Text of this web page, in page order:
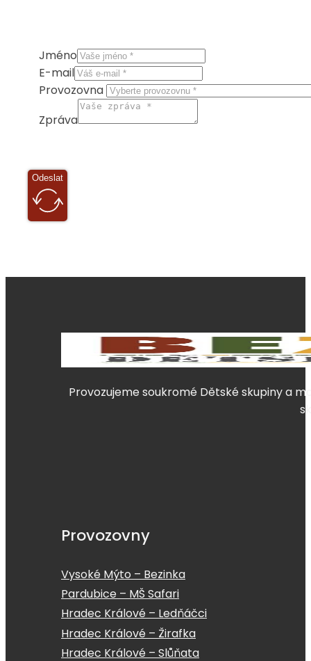
Jméno
E-mail
Provozovna
Zpráva
Odeslat
Provozujeme soukromé Dětské skupiny a
Provozovny
Vysoké Mýto – Bezinka
Pardubice – MŠ Safari
Hradec Králové – Ledňáčci
Hradec Králové – Žirafka
Hradec Králové – Slůňata